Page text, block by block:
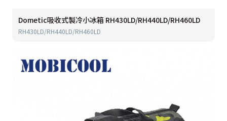
Dometic吸收式製冷小冰箱 RH430LD/RH440LD/RH460LD
RH430LD/RH440LD/RH460LD